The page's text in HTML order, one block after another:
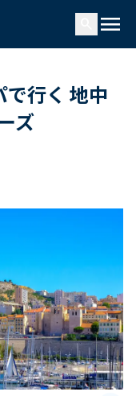
menu
で行く 地中
ズ